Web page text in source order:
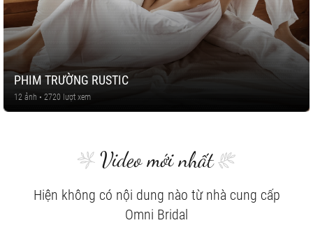
PHIM TRƯỜNG RUSTIC
12 ảnh • 2720 lượt xem
Video mới nhất
Hiện không có nội dung nào từ nhà cung cấp
Omni Bridal